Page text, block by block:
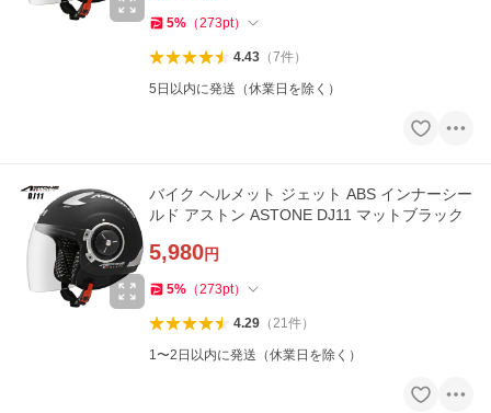
5% （273pt）
4.43（7件）
5日以内に発送（休業日を除く）
バイク ヘルメット ジェット ABS インナーシー
ルド アストン ASTONE DJ11 マットブラック
5,980円
5% （273pt）
4.29（21件）
1〜2日以内に発送（休業日を除く）